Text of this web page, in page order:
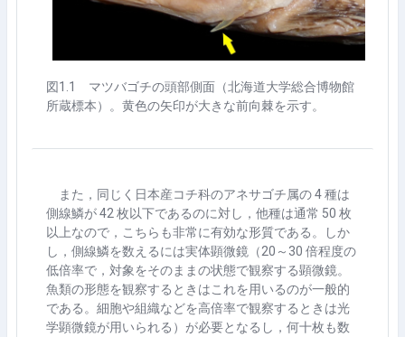
図1.1
マツバゴチの頭部側面（北海道大学総合博物館
所蔵標本）。黄色の矢印が大きな前向棘を示す。
また，同じく日本産コチ科のアネサゴチ属の4種は
側線鱗が42 枚以下であるのに対し，他種は通常 50 枚
以上なので，こちらも非常に有効な形質である。しか
し，側線鱗を数えるには実体顕微鏡（20 ～ 30 倍程度の
低倍率で，対象をそのままの状態で観察する顕微鏡。
魚類の形態を観察するときはこれを用いるのが一般的
である。細胞や組織などを高倍率で観察するときは光
学顕微鏡が用いられる）が必要となるし，何十枚も数